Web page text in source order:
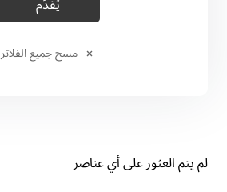
مسح جميع الفلاتر
لم يتم العثور على أي عناصر